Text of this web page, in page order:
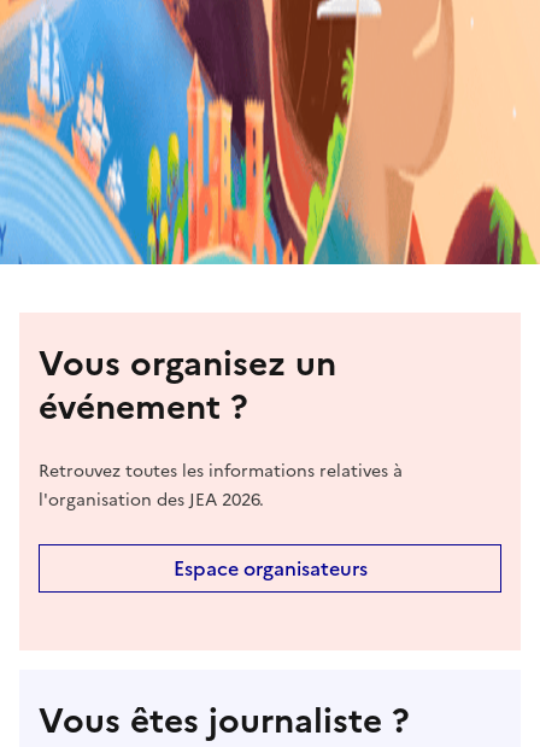
Vous organisez un
événement ?
Retrouvez toutes les informations relatives à
l'organisation des JEA 2026.
Espace organisateurs
Vous êtes journaliste ?